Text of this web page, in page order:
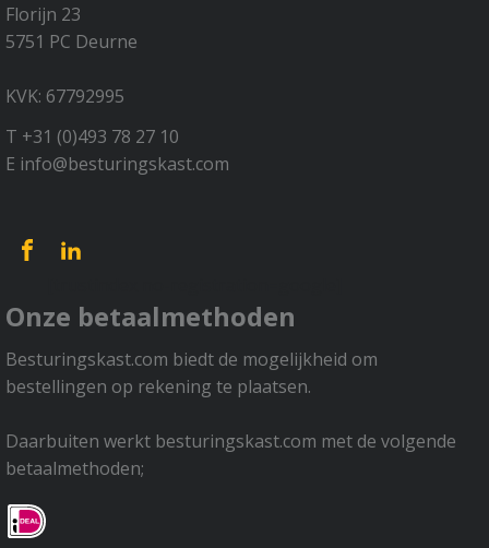
Florijn 23
5751 PC Deurne
KVK: 67792995
T +31 (0)493 78 27 10
E info@besturingskast.com
Onze betaalmethoden
Besturingskast.com biedt de mogelijkheid om
bestellingen op rekening te plaatsen.
Daarbuiten werkt besturingskast.com met de volgende
betaalmethoden;